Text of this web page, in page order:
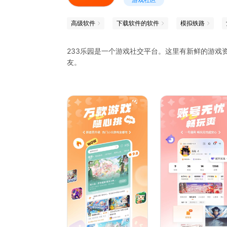
高级软件 下载软件的软件 模拟铁路
233乐园是一个游戏社交平台。这里有新鲜的游戏
友。
好玩又有趣的游戏社区，发现你喜欢的那一款。
【社区交友】
交流游戏中的有趣瞬间，寻找志同道合的游戏好友